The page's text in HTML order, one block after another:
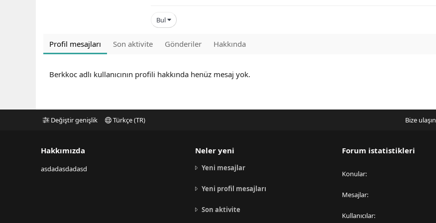
Bul
Profil mesajları Son aktivite Gönderiler Hakkında
Berkkoc adlı kullanıcının profili hakkında henüz mesaj yok.
Değiştir genişlik Türkçe (TR) Bize ulaşın
Hakkımızda
asdadasdadasd
Neler yeni
Yeni mesajlar
Yeni profil mesajları
Son aktivite
Forum istatistikleri
Konular
Mesajlar
Kullanıcılar